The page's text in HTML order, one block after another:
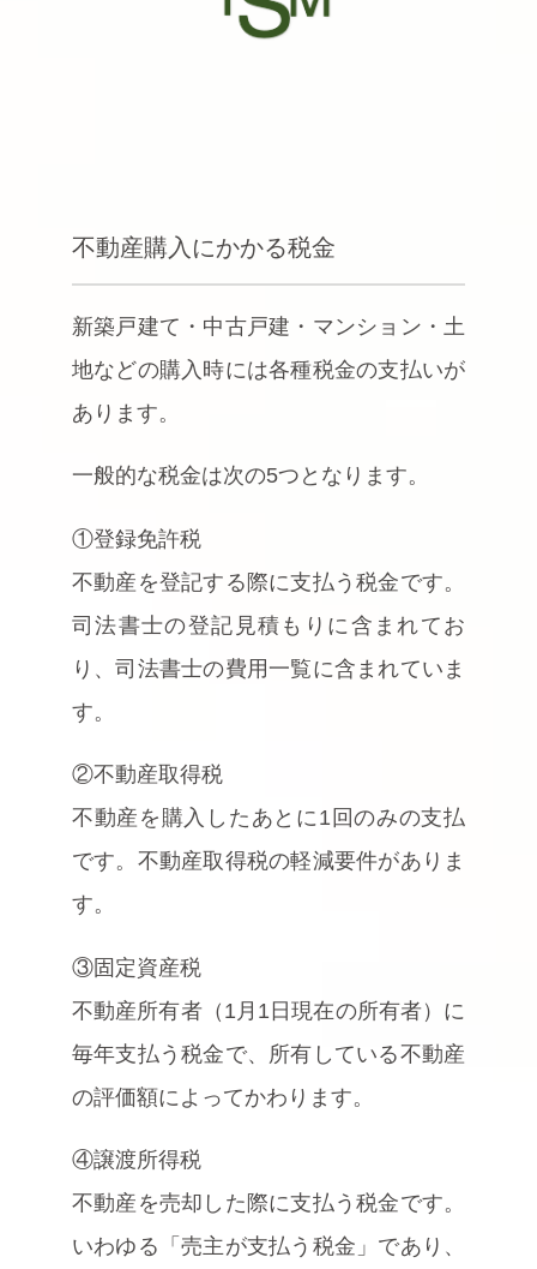
不動産購入にかかる税金
新築戸建て・中古戸建・マンション・土
地などの購入時には各種税金の支払いが
あります。
一般的な税金は次の5つとなります。
①登録免許税
不動産を登記する際に支払う税金です。
司法書士の登記見積もりに含まれてお
り、司法書士の費用一覧に含まれていま
す。
②不動産取得税
不動産を購入したあとに1回のみの支払
です。不動産取得税の軽減要件がありま
す。
③固定資産税
不動産所有者（1月1日現在の所有者）に
毎年支払う税金で、所有している不動産
の評価額によってかわります。
④譲渡所得税
不動産を売却した際に支払う税金です。
いわゆる「売主が支払う税金」であり、